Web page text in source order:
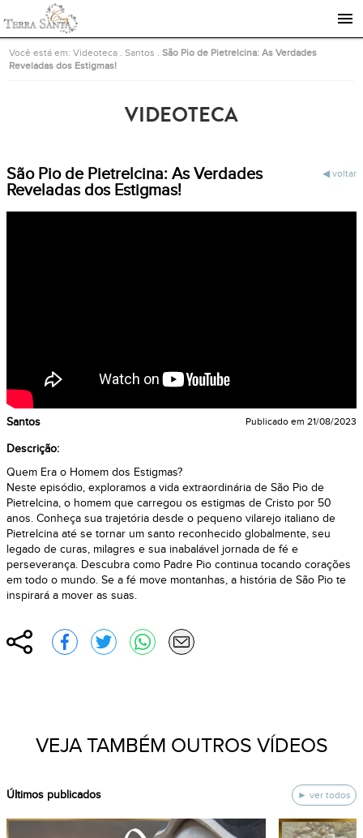
Ir para a página inicial
Você está em:Videoteca .Santos .São Pio de Pietrelcina: As Verdades
Reveladas dos Estigmas!
VIDEOTECA
São Pio de Pietrelcina: As Verdades
Reveladas dos Estigmas!
voltar
Santos Publicado em 21/08/2023
Descrição:
Quem Era o Homem dos Estigmas?
Neste episódio, exploramos a vida extraordinária de São Pio de
Pietrelcina, o homem que carregou os estigmas de Cristo por 50
anos. Conheça sua trajetória desde o pequeno vilarejo italiano de
Pietrelcina até se tornar um santo reconhecido globalmente, seu
legado de curas, milagres e sua inabalável jornada de fé e
perseverança. Descubra como Padre Pio continua tocando corações
em todo o mundo. Se a fé move montanhas, a história de São Pio te
inspirará a mover as suas.
Compartilhar
Compartilhar no Facebook
Compartilhar no Twitter
Compartilhar no WhatsApp
Enviar por e-mail
VEJA TAMBÉM OUTROS VÍDEOS
ÚItimos publicados ver todos